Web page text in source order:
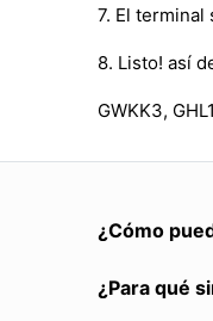
7. El
8. Listo! así
GWKK3,
¿Cómo
¿Para qué